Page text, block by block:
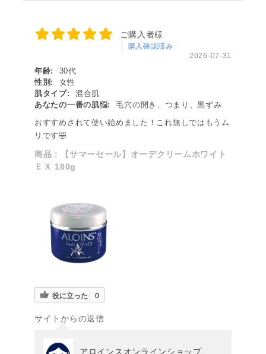
ご購入者様
購入確認済み
2026-07-31
年齢:
30代
性別:
女性
肌タイプ:
混合肌
あなたの一番の肌悩:
毛穴の開き、つまり、黒ずみ
おすすめされて使い始めました！これ無しではもうム
リです🤣
商品：
【サマーセール】オーデクリームホワイト
ＥＸ 180g
役に立った 0
サイトからの返信
アロインスオンラインショップ